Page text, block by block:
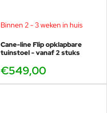
Binnen 2 - 3 weken in huis
Cane-line Flip opklapbare
tuinstoel - vanaf 2 stuks
€549,00